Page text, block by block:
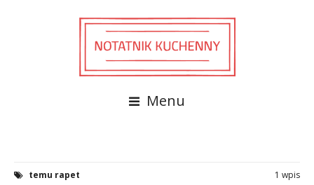
Menu
temu rapet 1 wpis